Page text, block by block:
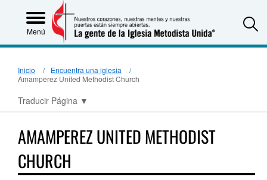
Menú
Inicio
Encuentra una iglesia
Amamperez United Methodist Church
Traducir Página ▼
AMAMPEREZ UNITED METHODIST
CHURCH